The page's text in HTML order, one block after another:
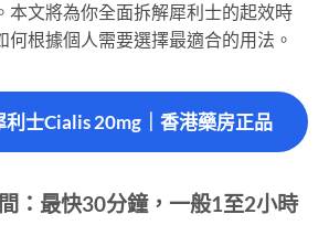
本文將為你全面拆解犀利士的起效時
何根據個人需要選擇最適合的用法。
利士Cialis 20mg｜香港藥房正品
：最快30分鐘，一般1至2小時